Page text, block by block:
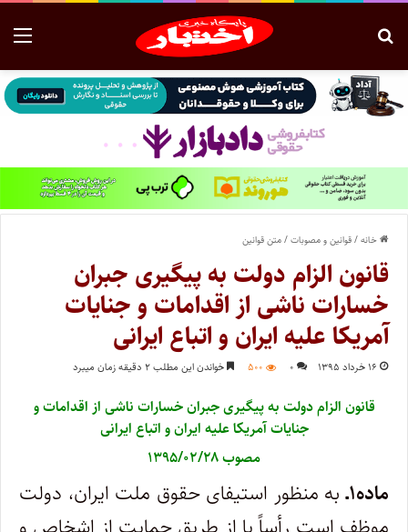
خانه/قوانین و مصوبات/متن قوانین
قانون الزام دولت به پیگیری جبران
خسارات ناشی از اقدامات و جنایات
آمریکا علیه ایران و اتباع ایرانی
۱۶ خرداد ۱۳۹۵ ۰ ۵۰۰ خواندن این مطلب ۲ دقیقه زمان میبرد
قانون الزام دولت به پیگیری جبران خسارات ناشی از اقدامات و
جنایات آمریکا علیه ایران و اتباع ایرانی
مصوب ۱۳۹۵/۰۲/۲۸
ماده۱ـ به‌ منظور استیفای حقوق ملت ایران، دولت